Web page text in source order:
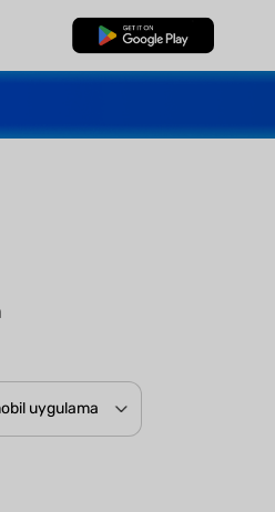
Ücretsiz İndirme
uygulama